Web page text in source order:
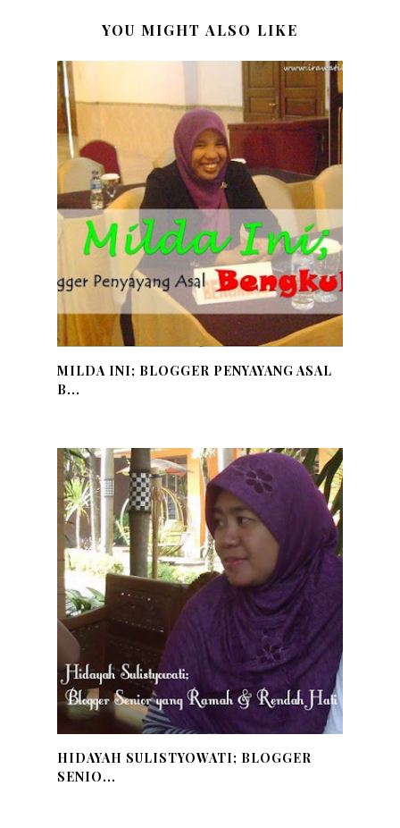
YOU MIGHT ALSO LIKE
MILDA INI; BLOGGER PENYAYANG ASAL
B...
HIDAYAH SULISTYOWATI; BLOGGER
SENIO...